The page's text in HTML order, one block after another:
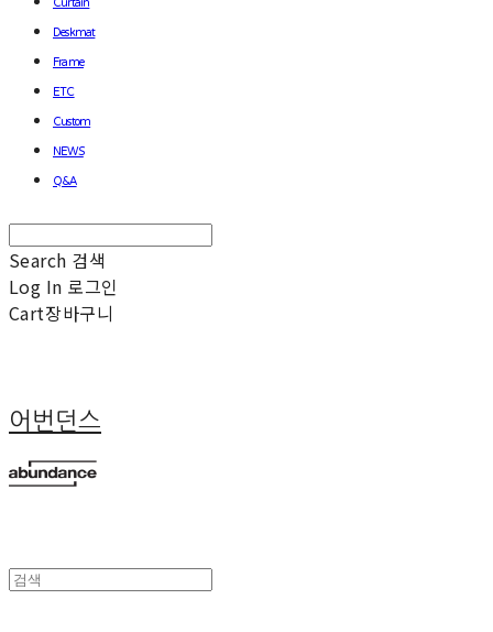
Deskmat
Frame
ETC
Custom
NEWS
Q&A
Search 검색
Log In 로그인
Cart장바구니
어번던스